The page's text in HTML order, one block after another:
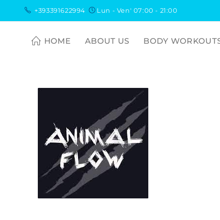
+393391622994 Lun - Ven' 07:00 - 21:00
HOME ABOUT US BODY